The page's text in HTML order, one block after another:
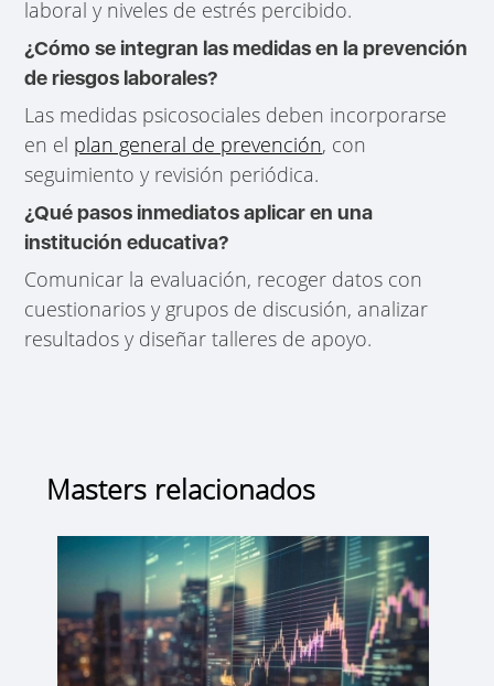
laboral y niveles de estrés percibido.
¿Cómo se integran las medidas en la prevención
de riesgos laborales?
Las medidas psicosociales deben incorporarse
en el plan general de prevención, con
seguimiento y revisión periódica.
¿Qué pasos inmediatos aplicar en una
institución educativa?
Comunicar la evaluación, recoger datos con
cuestionarios y grupos de discusión, analizar
resultados y diseñar talleres de apoyo.
Masters relacionados